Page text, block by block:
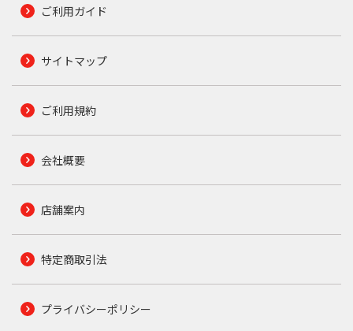
ご利用ガイド
サイトマップ
ご利用規約
会社概要
店舗案内
特定商取引法
プライバシーポリシー